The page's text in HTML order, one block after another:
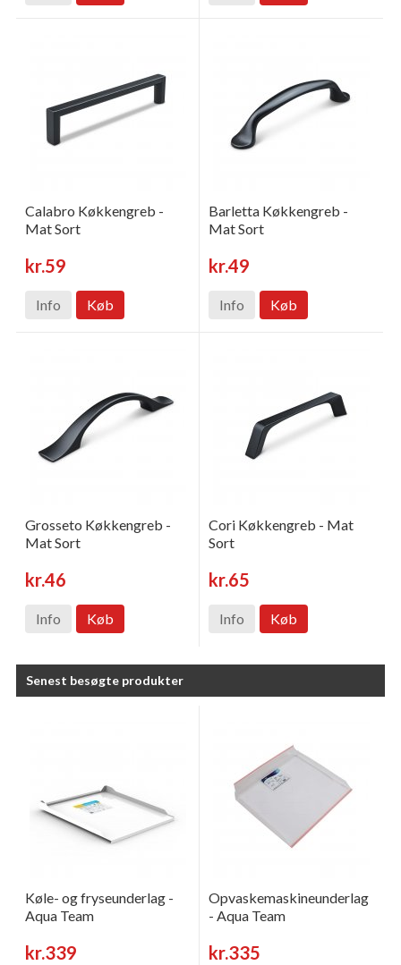
Calabro Køkkengreb -
Mat Sort
kr.59
Info Køb
Barletta Køkkengreb -
Mat Sort
kr.49
Info Køb
Grosseto Køkkengreb -
Mat Sort
kr.46
Info Køb
Cori Køkkengreb - Mat
Sort
kr.65
Info Køb
Senest besøgte produkter
Køle- og fryseunderlag -
Aqua Team
kr.339
Opvaskemaskineunderlag
- Aqua Team
kr.335